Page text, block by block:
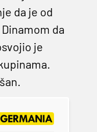
da je od
da
je